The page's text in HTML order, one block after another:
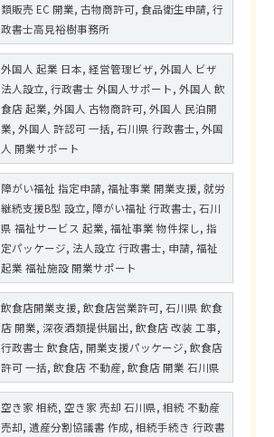
類販売 EC 開業, 古物商許可, 食品衛生申請, 行
政書士高見裕樹事務所
外国人 起業 日本, 経営管理ビザ, 外国人 ビザ
法人設立, 行政書士 外国人サポート, 外国人 飲
食店 起業, 外国人 古物商許可, 外国人 民泊開
業, 外国人 許認可 一括, 石川県 行政書士, 外国
人 開業サポート
障がい福祉 指定申請, 福祉事業 開業支援, 就労
継続支援B型 設立, 障がい福祉 行政書士, 石川
県 福祉サービス 起業, 福祉事業 物件探し, 指
定パッケージ, 法人設立 行政書士, 申請, 福祉
起業 福祉施設 開業サポート
飲食店開業支援, 飲食店営業許可, 石川県 飲食
店 開業, 深夜酒類提供届出, 飲食店 改装 工事,
行政書士 飲食店, 開業支援パッケージ, 飲食店
許可 一括, 飲食店 不動産, 飲食店 開業 石川県
空き家 相続, 空き家 売却 石川県, 相続 不動産
売却, 遺産分割協議書 作成, 相続手続き 行政書